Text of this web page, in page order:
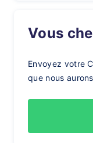
Vous
Envoyez votre
que nous